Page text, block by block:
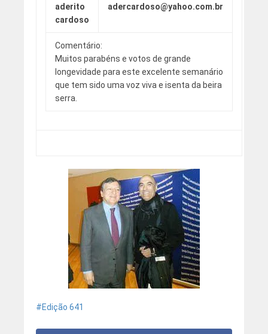
aderito
cardoso
adercardoso@yahoo.com.br
Comentário:
Muitos parabéns e votos de grande
longevidade para este excelente semanário
que tem sido uma voz viva e isenta da beira
serra.
Edição 641